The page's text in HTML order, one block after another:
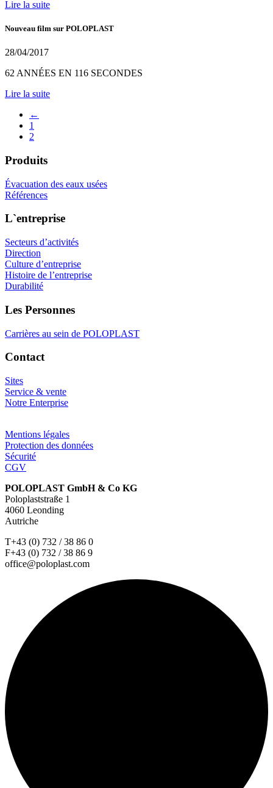
Lire la suite
Nouveau film sur POLOPLAST
28/04/2017
62 ANNÉES EN 116 SECONDES
Lire la suite
←
1
2
Produits
Évacuation des eaux usées
Références
L`entreprise
Secteurs d’activités
Direction
Culture d’entreprise
Histoire de l’entreprise
Durabilité
Les Personnes
Carrières au sein de POLOPLAST
Contact
Sites
Service & vente
Notre Enterprise
Mentions légales
Protection des données
Sécurité
CGV
POLOPLAST GmbH & Co KG
Poloplaststraße 1
4060 Leonding
Autriche
T+43 (0) 732 / 38 86 0
F+43 (0) 732 / 38 86 9
office@poloplast.com